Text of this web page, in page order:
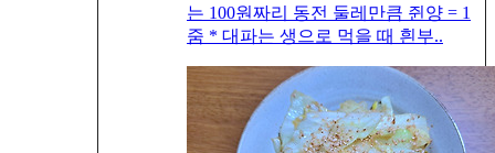
는 100원짜리 동전 둘레만큼 쥔양 = 1
줌 * 대파는 생으로 먹을 때 흰부..